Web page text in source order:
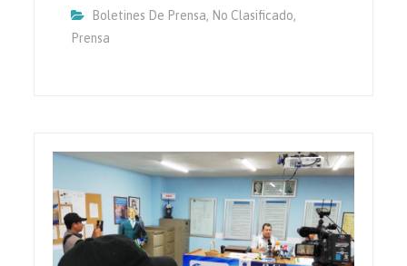
Boletines De Prensa, No Clasificado,
Prensa